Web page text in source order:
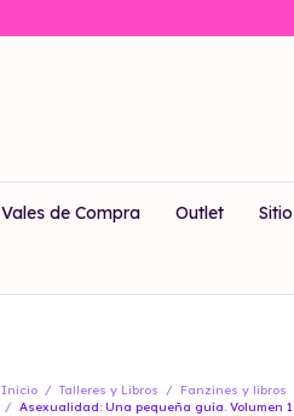
Vales de Compra Outlet
Inicio / Talleres y Libros / Fanzines y libros
/ Asexualidad: Una pequeña guía. Volumen